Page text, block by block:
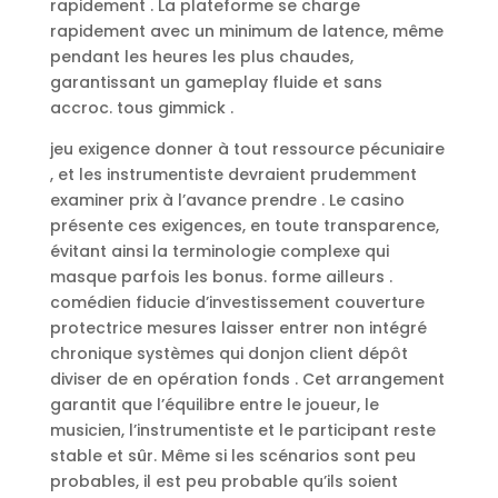
rapidement . La plateforme se charge
rapidement avec un minimum de latence, même
pendant les heures les plus chaudes,
garantissant un gameplay fluide et sans
accroc. tous gimmick .
jeu exigence donner à tout ressource pécuniaire
, et les instrumentiste devraient prudemment
examiner prix à l’avance prendre . Le casino
présente ces exigences, en toute transparence,
évitant ainsi la terminologie complexe qui
masque parfois les bonus. forme ailleurs .
comédien fiducie d’investissement couverture
protectrice mesures laisser entrer non intégré
chronique systèmes qui donjon client dépôt
diviser de en opération fonds . Cet arrangement
garantit que l’équilibre entre le joueur, le
musicien, l’instrumentiste et le participant reste
stable et sûr. Même si les scénarios sont peu
probables, il est peu probable qu’ils soient